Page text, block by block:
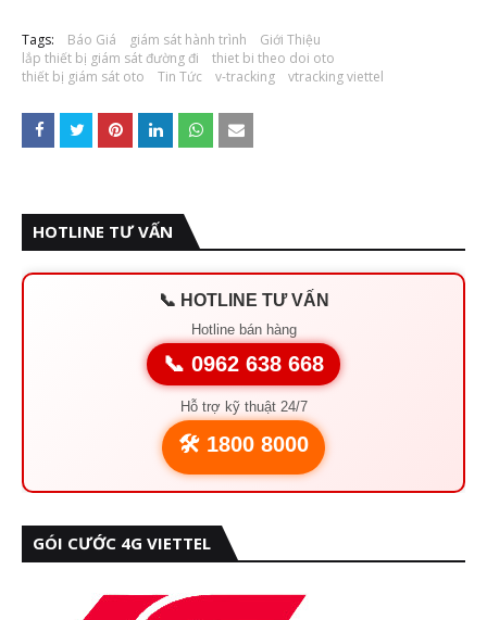
Tags: Báo Giá giám sát hành trình
Giới Thiệu
lắp thiết bị giám sát đường đi
thiet bi theo doi oto
thiết bị giám sát oto
Tin Tức v-tracking vtracking viettel
HOTLINE TƯ VẤN
📞 HOTLINE TƯ VẤN
Hotline bán hàng
📞 0962 638 668
Hỗ trợ kỹ thuật 24/7
🛠️ 1800 8000
GÓI CƯỚC 4G VIETTEL